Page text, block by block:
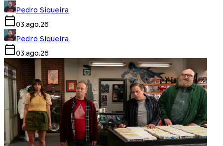
Pedro Siqueira
03.ago.26
Pedro Siqueira
03.ago.26